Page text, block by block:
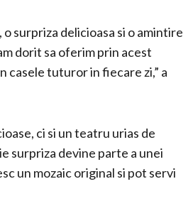
surpriza delicioasa si o amintire
dorit sa oferim prin acest
casele tuturor in fiecare zi,” a
ci si un teatru urias de
surpriza devine parte a unei
un mozaic original si pot servi